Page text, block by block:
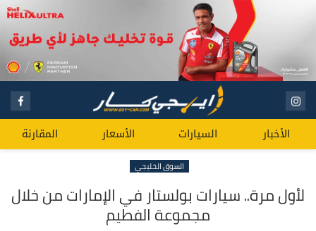
الأخبار السيارات الأسعار المقارنة
السوق الخليجي
لأول مرة.. سيارات بولستار في الإمارات من خلال
مجموعة الفطيم